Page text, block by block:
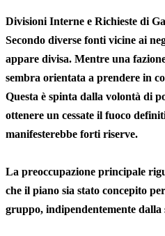
Divisioni Interne e Richieste di
Secondo diverse fonti vicine ai
appare divisa. Mentre una
sembra orientata a prendere in
Questa è spinta dalla volontà di
ottenere un cessate il fuoco
manifesterebbe forti riserve.
La preoccupazione principale
che il piano sia stato concepito
gruppo, indipendentemente dalla